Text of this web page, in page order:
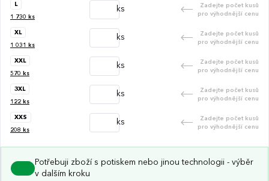
L
1 730 ks
ks
Zadejte počet kusů
pro výhodnější cenu
XL
1 031 ks
ks
Zadejte počet kusů
pro výhodnější cenu
XXL
570 ks
ks
Zadejte počet kusů
pro výhodnější cenu
3XL
122 ks
ks
Zadejte počet kusů
pro výhodnější cenu
XXS
208 ks
ks
Zadejte počet kusů
pro výhodnější cenu
Potřebuji zboží s potiskem nebo jinou technologii - výběr
v dalším kroku